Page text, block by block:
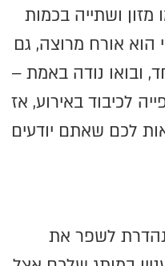
ושתייה בכמות
הוא אורח מרוצה, גם
ובואו נודה באמת –
לכיבוד באירוע, אז
לכם שאתם יודעים
נהדרת לשפר את